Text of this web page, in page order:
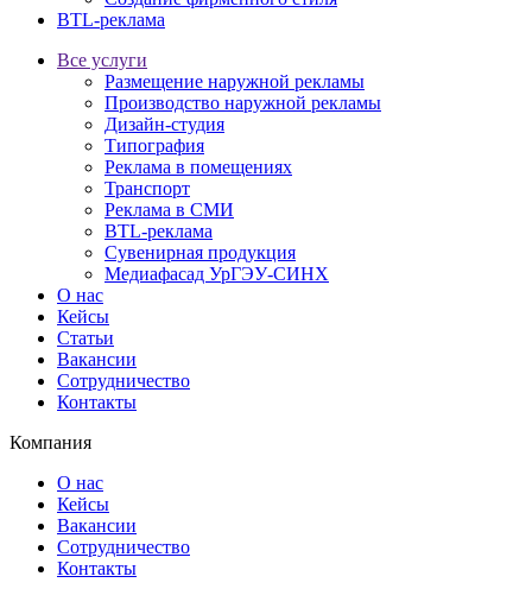
BTL-реклама
Все услуги
Размещение наружной рекламы
Производство наружной рекламы
Дизайн-студия
Типография
Реклама в помещениях
Транспорт
Реклама в СМИ
BTL-реклама
Сувенирная продукция
Медиафасад УрГЭУ-СИНХ
О нас
Кейсы
Статьи
Вакансии
Сотрудничество
Контакты
Компания
О нас
Кейсы
Вакансии
Сотрудничество
Контакты